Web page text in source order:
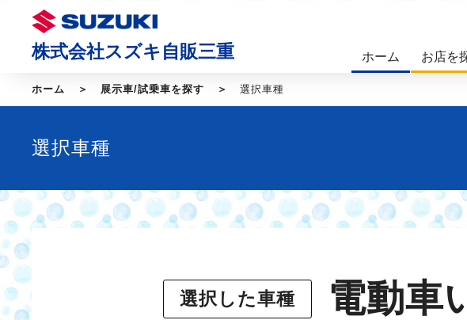
株式会社スズキ自販三重 ホーム お店を
ホーム 展示車/試乗車を探す 選択車種
選択車種
選択した車種 電動車